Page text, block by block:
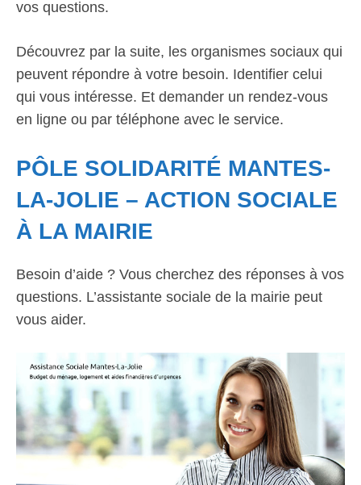
vos questions.
Découvrez par la suite, les organismes sociaux qui
peuvent répondre à votre besoin. Identifier celui
qui vous intéresse. Et demander un rendez-vous
en ligne ou par téléphone avec le service.
PÔLE SOLIDARITÉ MANTES-
LA-JOLIE – ACTION SOCIALE
À LA MAIRIE
Besoin d’aide ? Vous cherchez des réponses à vos
questions. L’assistante sociale de la mairie peut
vous aider.